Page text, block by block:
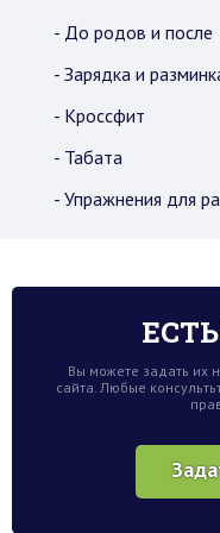
- До родов и после
- Зарядка и
- Кроссфит
- Табата
- Упражнения для
Вы можете задать их
сайта. Любые